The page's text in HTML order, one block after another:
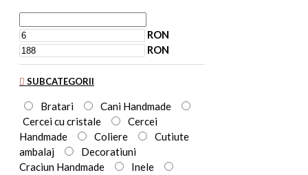
RON
RON
SUBCATEGORII
Bratari
Cani Handmade
Cercei cu cristale
Cercei
Handmade
Coliere
Cutiute
ambalaj
Decoratiuni
Craciun Handmade
Inele